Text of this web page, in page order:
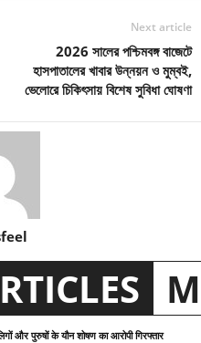
Next article
2026 সালের পশ্চিমবঙ্গ বাজেটে
হাসপাতালের খাবার উন্নয়ন ও মুম্বই,
ভেলোরে চিকিৎসায় বিশেষ সুবিধা ঘোষণা
और पुरुषों के यौन शोषण का आरोपी गिरफ्तार